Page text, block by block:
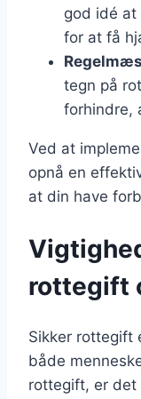
god idé at
for at få
tegn på
forhindre,
Ved at
opnå en
at din have
rottegift
Sikker rottegift
både
rottegift, er det